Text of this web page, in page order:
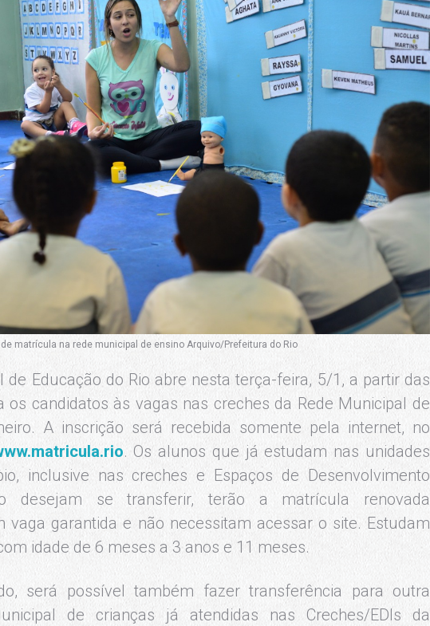
matrícula na rede municipal de ensino Arquivo/Prefeitura do Rio
de Educação do Rio abre nesta terça-feira, 5/1, a partir das
os candidatos às vagas nas creches da Rede Municipal de
A inscrição será recebida somente pela internet, no
. Os alunos que já estudam nas unidades
inclusive nas creches e Espaços de Desenvolvimento
desejam se transferir, terão a matrícula renovada
vaga garantida e não necessitam acessar o site. Estudam
idade de 6 meses a 3 anos e 11 meses.
será possível também fazer transferência para outra
de crianças já atendidas nas Creches/EDIs da